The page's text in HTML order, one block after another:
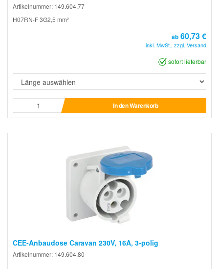
Artikelnummer: 149.604.77
H07RN-F 3G2,5 mm²
ab 60,73 €
inkl. MwSt., zzgl. Versand
sofort lieferbar
In den Warenkorb
CEE-Anbaudose Caravan 230V, 16A, 3-polig
Artikelnummer: 149.604.80